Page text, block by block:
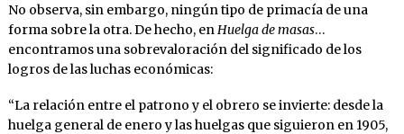
No observa, sin embargo, ningún tipo de primacía de una
forma sobre la otra. De hecho, enHuelga de masas…
encontramos una sobrevaloración del significado de los
logros de las luchas económicas:
“La relación entre el patrono y el obrero se invierte: desde la
huelga general de enero y las huelgas que siguieron en 1905,